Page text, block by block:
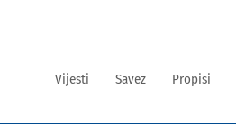
Vijesti Savez Propisi